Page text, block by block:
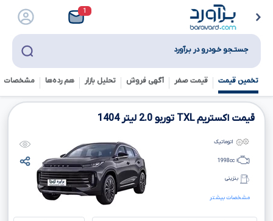
1
جستـجو خـودرو در بـرآورد
تخمین قیمت قیمت صفر آگهی فروش تحلیل بازار هم رده‌ها‌ مشخصات
قیمت اکستریمTXL توربو 2.0 لیتر1404
مشخصات بیشتر
اتوماتیک
1998cc
بنزینی